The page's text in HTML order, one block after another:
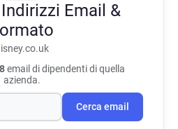
Indirizzi Email &
email di dipendenti di quella
azienda.
Cerca email